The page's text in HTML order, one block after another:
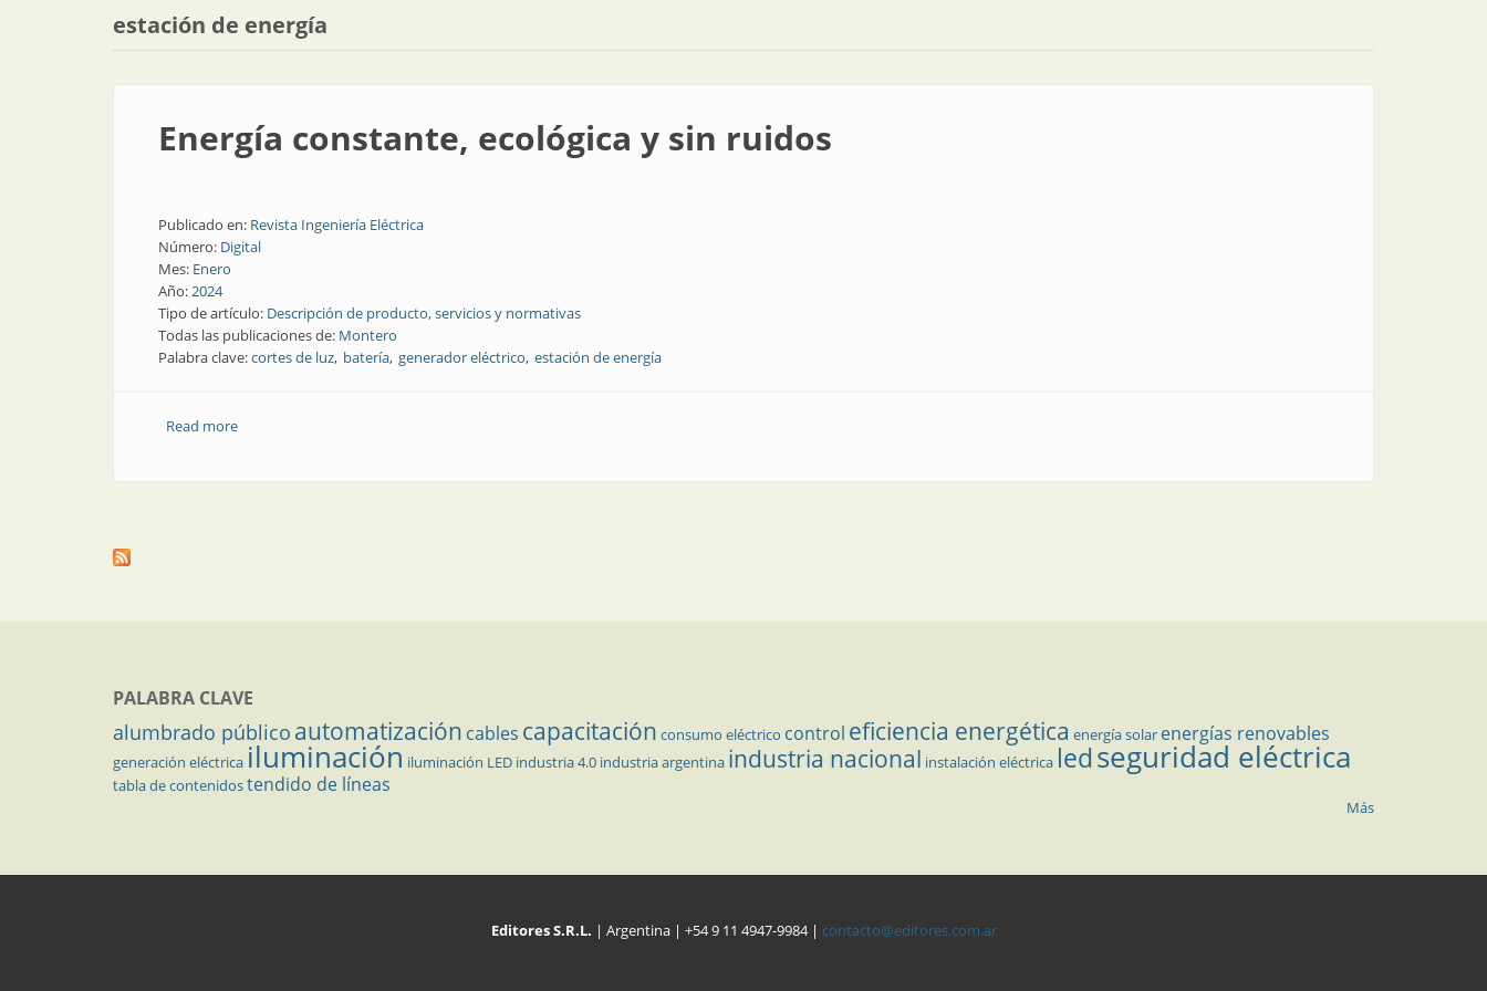
estación de energía
Energía constante, ecológica y sin ruidos
Publicado en: Revista Ingeniería Eléctrica
Número: Digital
Mes: Enero
Año:2024
Tipo de artículo: Descripción de producto, servicios y normativas
Todas las publicaciones de: Montero
Palabra clave:cortes de luz batería generador eléctrico estación de energía
Read moreabout Energía constante, ecológica y sin ruidos
PALABRA CLAVE
alumbrado público automatización cables capacitación consumo eléctrico control eficiencia energética energía solar energías renovables
generación eléctrica iluminación iluminación LED industria 4.0 industria argentina industria nacional instalación eléctrica ledseguridad eléctrica
tabla de contenidostendido de líneas
Más
Editores S.R.L. | Argentina | +54 9 11 4947-9984 | contacto@editores.com.ar